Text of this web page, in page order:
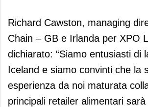
Richard Cawston, managing
Chain – GB e Irlanda per XPO
dichiarato: “Siamo entusiasti di
Iceland e siamo convinti che la
esperienza da noi maturata
principali retailer alimentari